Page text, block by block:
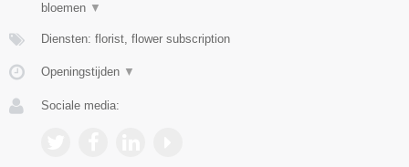
bloemen ▼
Diensten: florist, flower subscription
Openingstijden ▼
Sociale media: